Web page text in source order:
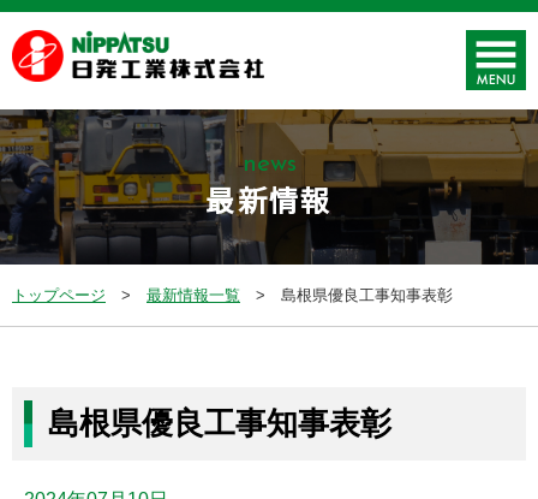
news
最新情報
トップページ 最新情報一覧 島根県優良工事知事表彰
島根県優良工事知事表彰